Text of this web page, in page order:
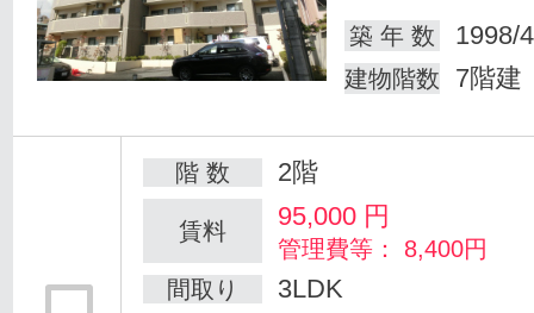
築 年 数
1998/
建物階数 7階建
階 数 2階
賃料 95,000 円
管理費等： 8,400円
間取り
3LDK